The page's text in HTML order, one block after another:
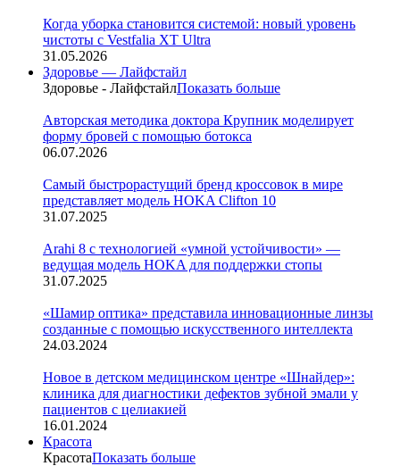
Когда уборка становится системой: новый уровень
чистоты с Vestfalia XT Ultra
31.05.2026
Здоровье — Лайфстайл
Здоровье - ЛайфстайлПоказать больше
Авторская методика доктора Крупник моделирует
форму бровей с помощью ботокса
06.07.2026
Cамый быстрорастущий бренд кроссовок в мире
представляет модель HOKA Clifton 10
31.07.2025
Arahi 8 c технологией «умной устойчивости» —
ведущая модель HOKA для поддержки стопы
31.07.2025
«Шамир оптика» представила инновационные линзы
созданные с помощью искусственного интеллекта
24.03.2024
Новое в детском медицинском центре «Шнайдер»:
клиника для диагностики дефектов зубной эмали у
пациентов с целиакией
16.01.2024
Красота
КрасотаПоказать больше